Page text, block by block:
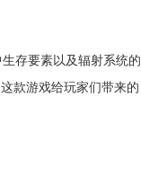
存要素以及辐射系统的
款游戏给玩家们带来的